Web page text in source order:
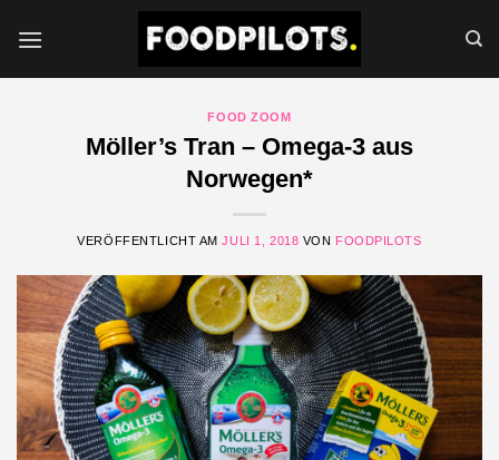
Inhalt
FOOD ZOOM
Möller’s Tran – Omega-3 aus
Norwegen*
VERÖFFENTLICHT AMJULI 1, 2018 VON FOODPILOTS